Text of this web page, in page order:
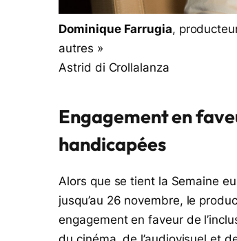
Dominique Farrugia,
autres »
Astrid di Crollalanza
Engagement en
handicapées
Alors que se tient la Semaine
jusqu’au 26 novembre, le
engagement en faveur de